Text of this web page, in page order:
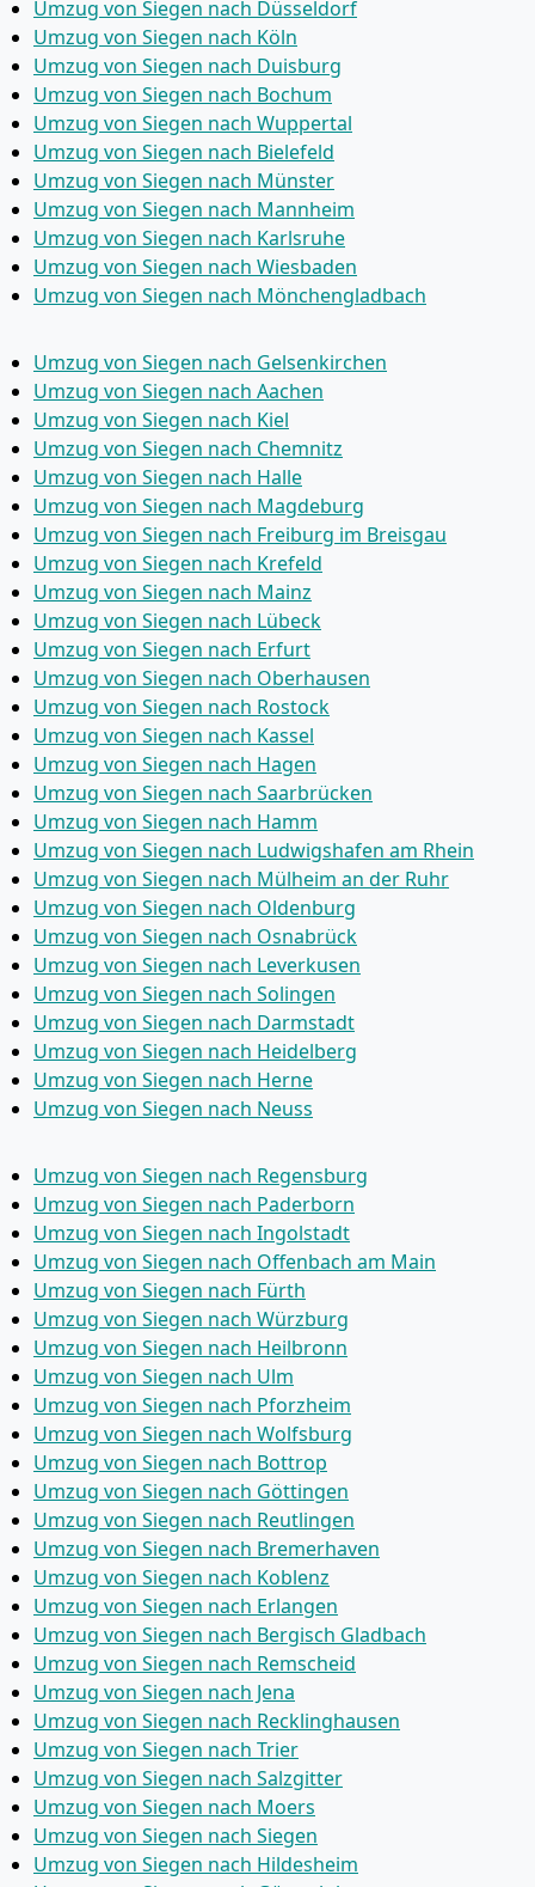
Umzug von Siegen nach Düsseldorf
Umzug von Siegen nach Köln
Umzug von Siegen nach Duisburg
Umzug von Siegen nach Bochum
Umzug von Siegen nach Wuppertal
Umzug von Siegen nach Bielefeld
Umzug von Siegen nach Münster
Umzug von Siegen nach Mannheim
Umzug von Siegen nach Karlsruhe
Umzug von Siegen nach Wiesbaden
Umzug von Siegen nach Mönchen­gladbach
Umzug von Siegen nach Gelsenkirchen
Umzug von Siegen nach Aachen
Umzug von Siegen nach Kiel
Umzug von Siegen nach Chemnitz
Umzug von Siegen nach Halle
Umzug von Siegen nach Magdeburg
Umzug von Siegen nach Freiburg im Breisgau
Umzug von Siegen nach Krefeld
Umzug von Siegen nach Mainz
Umzug von Siegen nach Lübeck
Umzug von Siegen nach Erfurt
Umzug von Siegen nach Oberhausen
Umzug von Siegen nach Rostock
Umzug von Siegen nach Kassel
Umzug von Siegen nach Hagen
Umzug von Siegen nach Saarbrücken
Umzug von Siegen nach Hamm
Umzug von Siegen nach Ludwigshafen am Rhein
Umzug von Siegen nach Mülheim an der Ruhr
Umzug von Siegen nach Oldenburg
Umzug von Siegen nach Osnabrück
Umzug von Siegen nach Leverkusen
Umzug von Siegen nach Solingen
Umzug von Siegen nach Darmstadt
Umzug von Siegen nach Heidelberg
Umzug von Siegen nach Herne
Umzug von Siegen nach Neuss
Umzug von Siegen nach Regensburg
Umzug von Siegen nach Paderborn
Umzug von Siegen nach Ingolstadt
Umzug von Siegen nach Offenbach am Main
Umzug von Siegen nach Fürth
Umzug von Siegen nach Würzburg
Umzug von Siegen nach Heilbronn
Umzug von Siegen nach Ulm
Umzug von Siegen nach Pforzheim
Umzug von Siegen nach Wolfsburg
Umzug von Siegen nach Bottrop
Umzug von Siegen nach Göttingen
Umzug von Siegen nach Reutlingen
Umzug von Siegen nach Bremer­haven
Umzug von Siegen nach Koblenz
Umzug von Siegen nach Erlangen
Umzug von Siegen nach Bergisch Gladbach
Umzug von Siegen nach Remscheid
Umzug von Siegen nach Jena
Umzug von Siegen nach Recklinghausen
Umzug von Siegen nach Trier
Umzug von Siegen nach Salzgitter
Umzug von Siegen nach Moers
Umzug von Siegen nach Siegen
Umzug von Siegen nach Hildesheim